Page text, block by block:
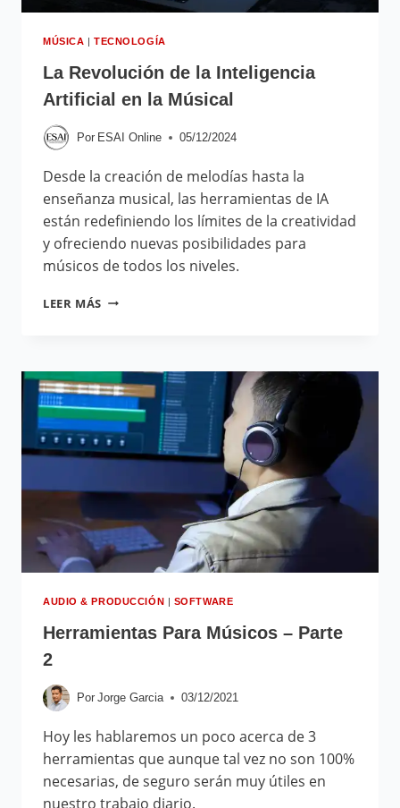
MÚSICA |TECNOLOGÍA
La Revolución de la Inteligencia
Artificial en la Músical
Por ESAI Online 05/12/2024
Desde la creación de melodías hasta la
enseñanza musical, las herramientas de IA
están redefiniendo los límites de la creatividad
y ofreciendo nuevas posibilidades para
músicos de todos los niveles.
LEER MÁS
AUDIO & PRODUCCIÓN | SOFTWARE
Herramientas Para Músicos – Parte
2
Por Jorge Garcia 03/12/2021
Hoy les hablaremos un poco acerca de 3
herramientas que aunque tal vez no son 100%
necesarias, de seguro serán muy útiles en
nuestro trabajo diario.